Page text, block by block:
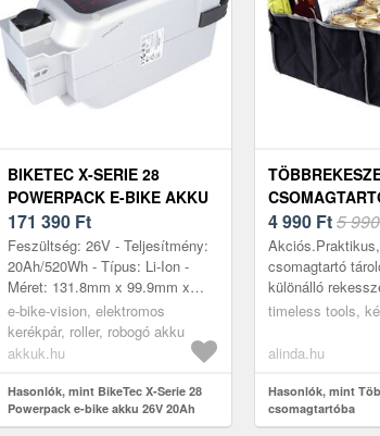
BIKETEC X-SERIE 28
POWERPACK E-BIKE AKKU
26V 20AH 510WH LI-ION
171 390 Ft
Feszültség: 26V - Teljesítmény:
20Ah/520Wh - Típus: Li-Ion -
Méret: 131.8mm x 99.9mm x
255mm - kompatibilis modellek:
Panasonic NKY190B02,
NKY210B2...
e-bike-vision, elektromos
kerékpár, roller, robogó akku
akkuk.hu
Hasonlók, mint BikeTec X-Serie 28
Powerpack e-bike akku 26V 20Ah
510Wh Li-Ion
4 990 Ft5
csomagtartó
különálló
köztük egy
kiegészítők, é...
timeless tools,
alinda.hu
Hasonlók, mint
csomagtartóba